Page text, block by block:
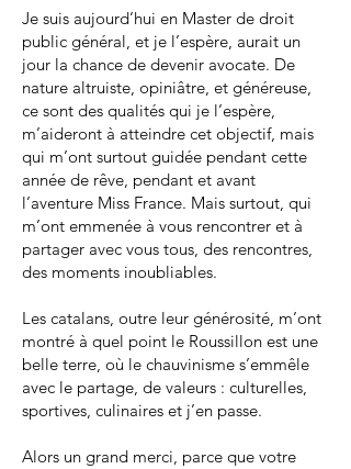
Je suis aujourd’hui en Master de droit
public général, et je l’espère, aurait un
jour la chance de devenir avocate. De
nature altruiste, opiniâtre, et généreuse,
ce sont des qualités qui je l’espère,
m’aideront à atteindre cet objectif, mais
qui m’ont surtout guidée pendant cette
année de rêve, pendant et avant
l’aventure Miss France. Mais surtout, qui
m’ont emmenée à vous rencontrer et à
partager avec vous tous, des rencontres,
des moments inoubliables.
Les catalans, outre leur générosité, m’ont
montré à quel point le Roussillon est une
belle terre, où le chauvinisme s’emmêle
avec le partage, de valeurs : culturelles,
sportives, culinaires et j’en passe.
Alors un grand merci, parce que votre